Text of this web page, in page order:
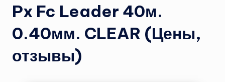
Px Fc Leader 40м.
0.40мм. CLEAR (Цены,
отзывы)